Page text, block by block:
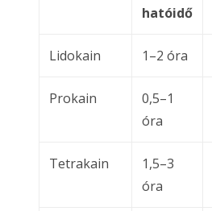
hatóidő
Lidokain 1–2 óra
Prokain
0,5–1
óra
Tetrakain
1,5–3
óra